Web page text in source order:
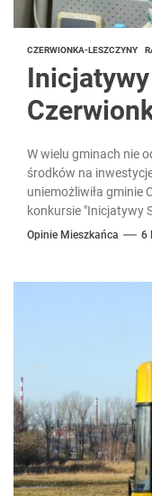
CZERWIONKA-LESZCZYNY
Inicjatywy
W wielu gminach nie
środków na
uniemożliwiła gminie
konkursie "Inicjatywy
Opinie Mieszkańca 6